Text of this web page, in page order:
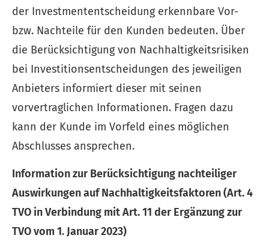
der Investmententscheidung erkennbare Vor-
bzw. Nachteile für den Kunden bedeuten. Über
die Berücksichtigung von Nachhaltigkeitsrisiken
bei Investitionsentscheidungen des jeweiligen
Anbieters informiert dieser mit seinen
vorvertraglichen Informationen. Fragen dazu
kann der Kunde im Vorfeld eines möglichen
Abschlusses ansprechen.
Information zur Berücksichtigung nachteiliger
Auswirkungen auf Nachhaltigkeitsfaktoren (Art. 4
TVO in Verbindung mit Art. 11 der Ergänzung zur
TVO vom 1. Januar 2023)